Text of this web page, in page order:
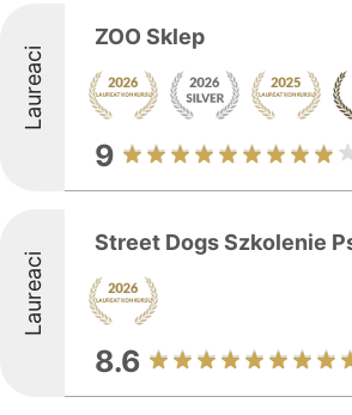
Laureaci
ZOO Sklep
9
Laureaci
Street Dogs Szkolenie
8.6